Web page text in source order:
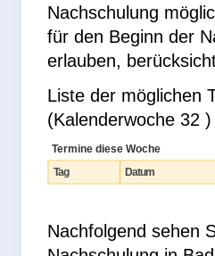
Nachschulung
für den Beginn der
erlauben,
Liste der möglichen
(Kalenderwoche 32 )
Termine diese Woche
Tag
Datum
Nachfolgend sehen